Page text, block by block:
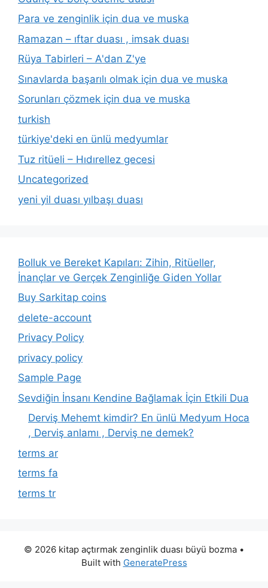
Para ve zenginlik için dua ve muska
Ramazan – ıftar duası , imsak duası
Rüya Tabirleri – A'dan Z'ye
Sınavlarda başarılı olmak için dua ve muska
Sorunları çözmek için dua ve muska
turkish
türkiye'deki en ünlü medyumlar
Tuz ritüeli – Hıdırellez gecesi
Uncategorized
yeni yil duası yılbaşı duası
Bolluk ve Bereket Kapıları: Zihin, Ritüeller,
İnançlar ve Gerçek Zenginliğe Giden Yollar
Buy Sarkitap coins
delete-account
Privacy Policy
privacy policy
Sample Page
Sevdiğin İnsanı Kendine Bağlamak İçin Etkili Dua
Derviş Mehemt kimdir? En ünlü Medyum Hoca
, Derviş anlamı , Derviş ne demek?
terms ar
terms fa
terms tr
© 2026 kitap açtırmak zenginlik duası büyü bozma •
Built with GeneratePress